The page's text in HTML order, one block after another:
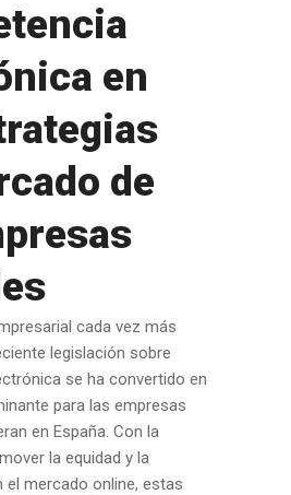
en
de
cada vez más
legislación sobre
se ha convertido en
para las empresas
en España. Con la
la equidad y la
el mercado online, estas